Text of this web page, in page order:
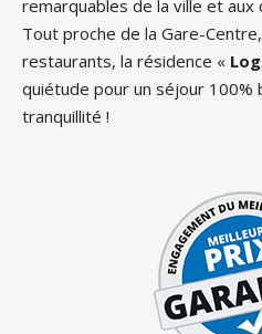
remarquables de la ville et
Tout proche de la Gare-
restaurants, la résidence «
quiétude pour un séjour
tranquillité !